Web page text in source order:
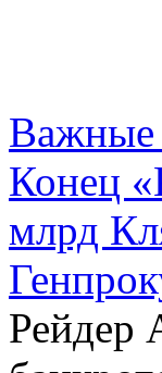
Важные
Конец
млрд
Рейдер